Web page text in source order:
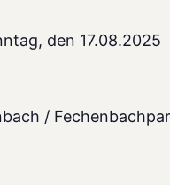
den 17.08.2025
/